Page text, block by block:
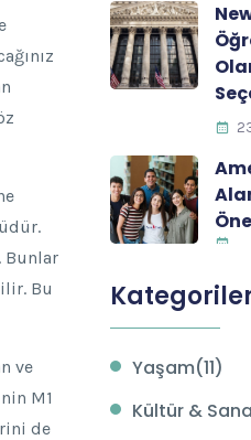
Bunlar
Bu
ve
M1
de
Yaşam(11)
Kültür &